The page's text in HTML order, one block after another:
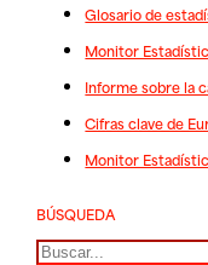
Glosario de
Monitor
Informe sobre la
Cifras clave de
Monitor
BÚSQUEDA
Buscar